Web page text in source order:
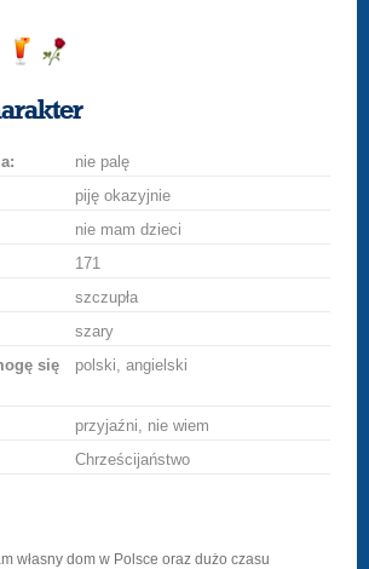
drinka
różę
nie palę
piję okazyjnie
nie mam dzieci
171
szczupła
szary
się
polski, angielski
przyjaźni, nie wiem
Chrześcijaństwo
własny dom w Polsce oraz dużo czasu